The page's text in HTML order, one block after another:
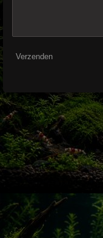
Verzenden